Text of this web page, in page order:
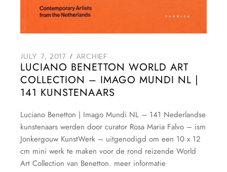
JULY 7, 2017 ARCHIEF
LUCIANO BENETTON WORLD ART
COLLECTION – IMAGO MUNDI NL |
141 KUNSTENAARS
Luciano Benetton | Imago Mundi NL – 141 Nederlandse
kunstenaars werden door curator Rosa Maria Falvo – ism
Jonkergouw KunstWerk – uitgenodigd om een 10 x 12
cm mini werk te maken voor de rond reizende World
Art Collection van Benetton. meer informatie